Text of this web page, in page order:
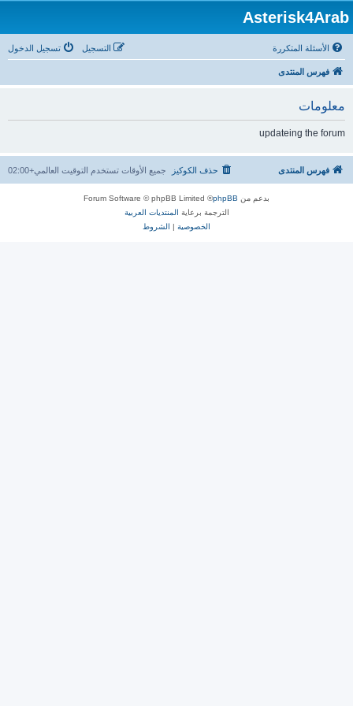
Asterisk4Arab
الأسئلة المتكررة تسجيل الدخول التسجيل
فهرس المنتدى
معلومات
updateing the forum
فهرس المنتدى جميع الأوقات تستخدم التوقيت العالمي+02:00 حذف الكوكيز
بدعم من phpBB
® Forum Software © phpBB Limited
الترجمة برعاية المنتديات العربية
الخصوصية | الشروط